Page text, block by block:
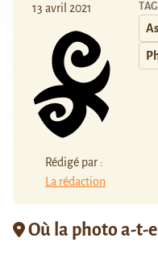
13 avril 2021
Rédigé par :
La rédaction
Où la photo a-t-